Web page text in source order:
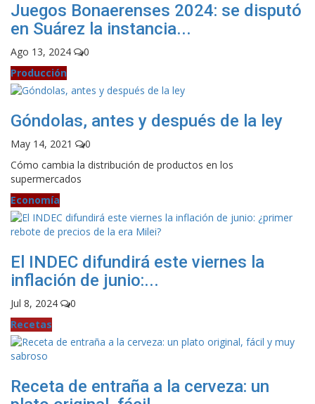
Juegos Bonaerenses 2024: se disputó
en Suárez la instancia...
Ago 13, 2024
0
Producción
Góndolas, antes y después de la ley
May 14, 2021
0
Cómo cambia la distribución de productos en los
supermercados
Economía
El INDEC difundirá este viernes la
inflación de junio:...
Jul 8, 2024
0
Recetas
Receta de entraña a la cerveza: un